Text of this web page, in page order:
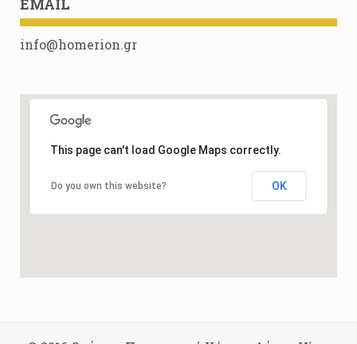
info@homerion.gr
This page can't load Google Maps correctly.
Do you own this website? OK